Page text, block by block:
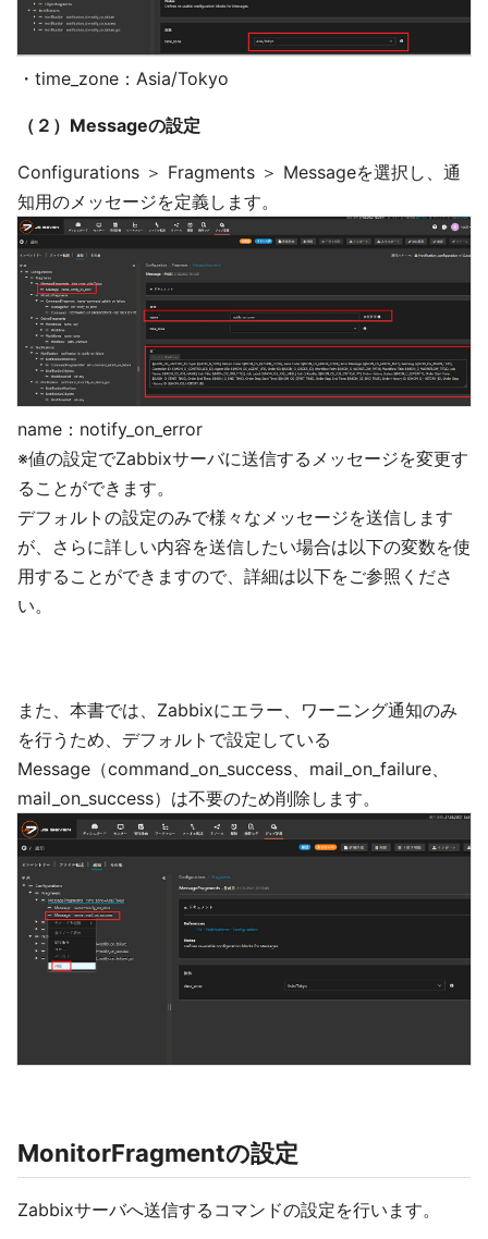
・time_zone：Asia/Tokyo
（２）Messageの設定
Configurations ＞ Fragments ＞ Messageを選択し、通
知用のメッセージを定義します。
name：notify_on_error
※値の設定でZabbixサーバに送信するメッセージを変更す
ることができます。
デフォルトの設定のみで様々なメッセージを送信します
が、さらに詳しい内容を送信したい場合は以下の変数を使
用することができますので、詳細は以下をご参照くださ
い。
また、本書では、Zabbixにエラー、ワーニング通知のみ
を行うため、デフォルトで設定している
Message（command_on_success、mail_on_failure、
mail_on_success）は不要のため削除します。
MonitorFragmentの設定
Zabbixサーバへ送信するコマンドの設定を行います。